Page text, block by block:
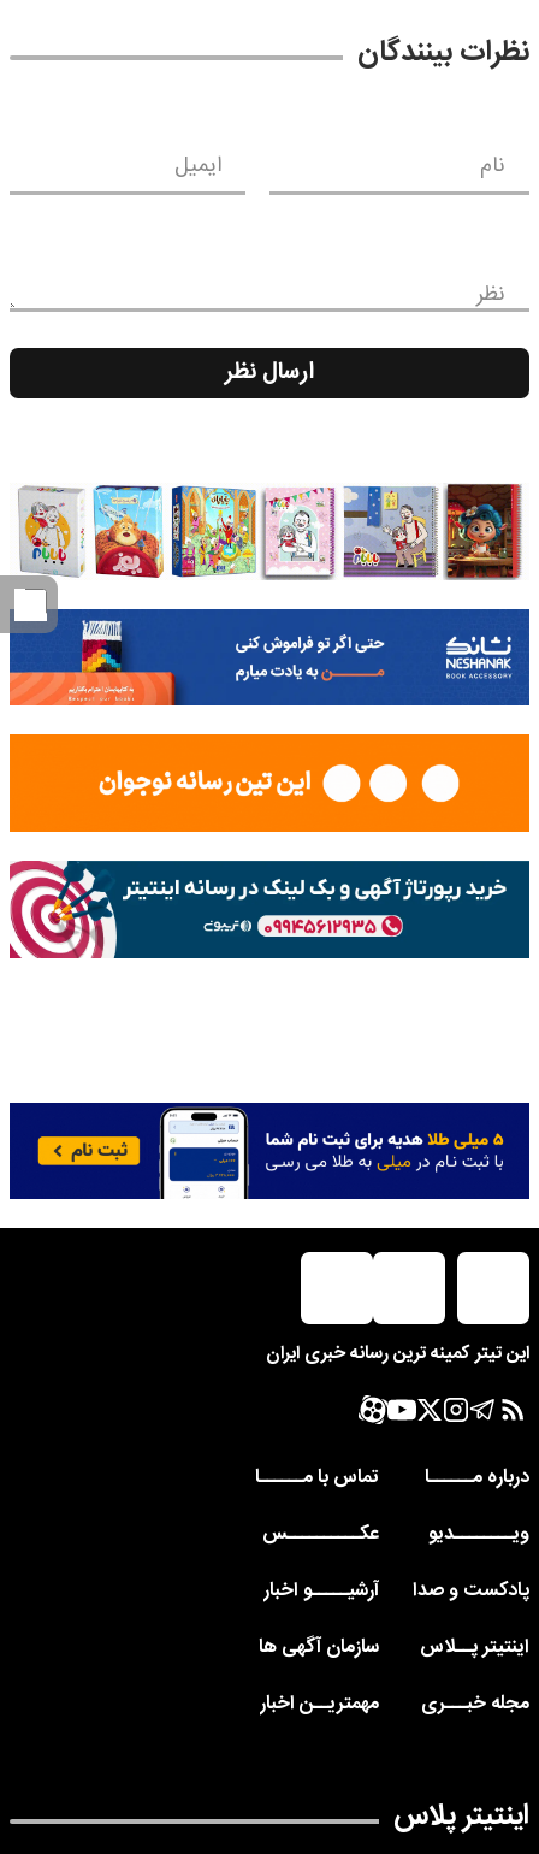
نظرات بینندگان
نام ایمیل
نظر
ارسال نظر
این تیتر کمینه ترین رسانه خبری ایران
درباره مــــــا
تماس با مــــــا
ویــــــــدیو
عکــــــــــس
پادکست و صدا
آرشیـــــو اخبار
اینتیتر پــلاس
سازمان آگهی ها
مجله خبـــری
مهمتریــن اخبار
اینتیتر پلاس